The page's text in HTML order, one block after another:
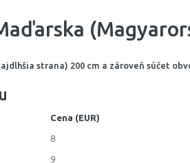
strana) 200 cm a zároveň súčet
Cena (EUR)
8
9